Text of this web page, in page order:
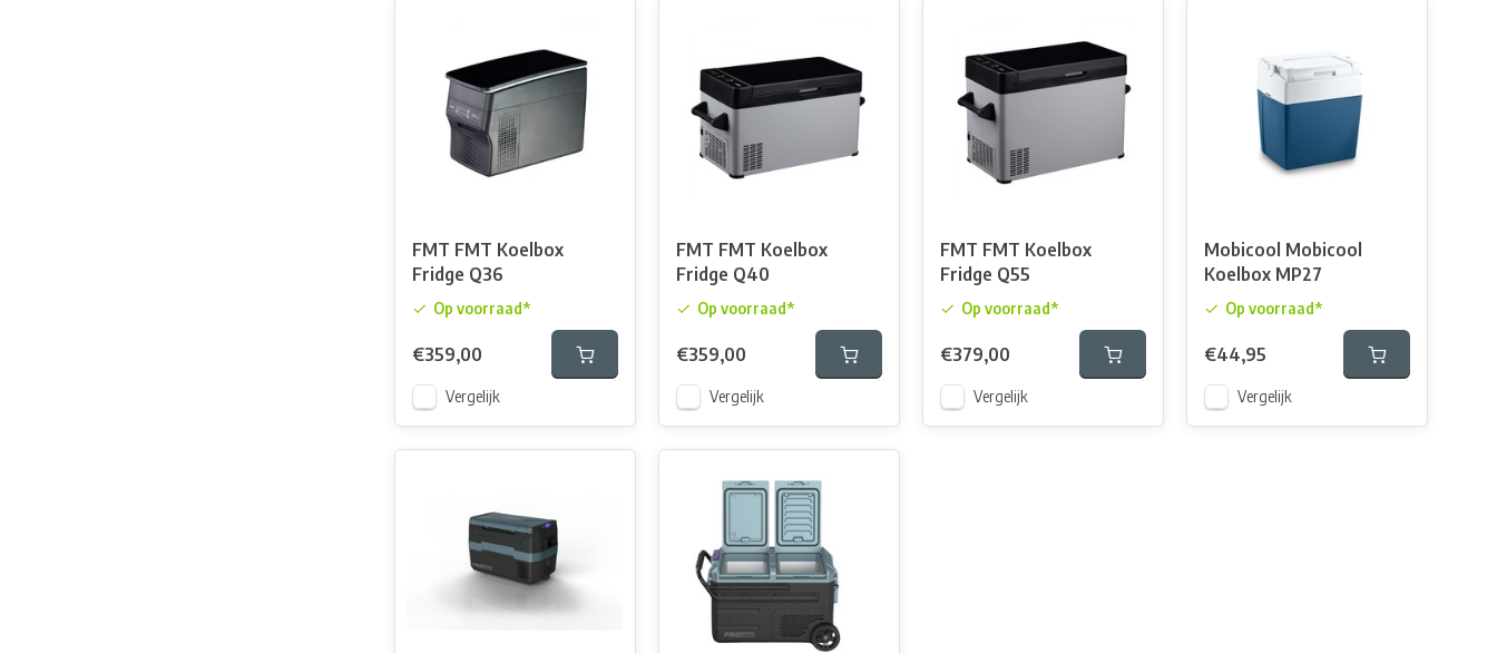
FMT FMT Koelbox
Fridge Q36
Op voorraad*
€359,00
Vergelijk
FMT FMT Koelbox
Fridge Q40
Op voorraad*
€359,00
Vergelijk
FMT FMT Koelbox
Fridge Q55
Op voorraad*
€379,00
Vergelijk
Mobicool Mobicool
Koelbox MP27
Op voorraad*
€44,95
Vergelijk